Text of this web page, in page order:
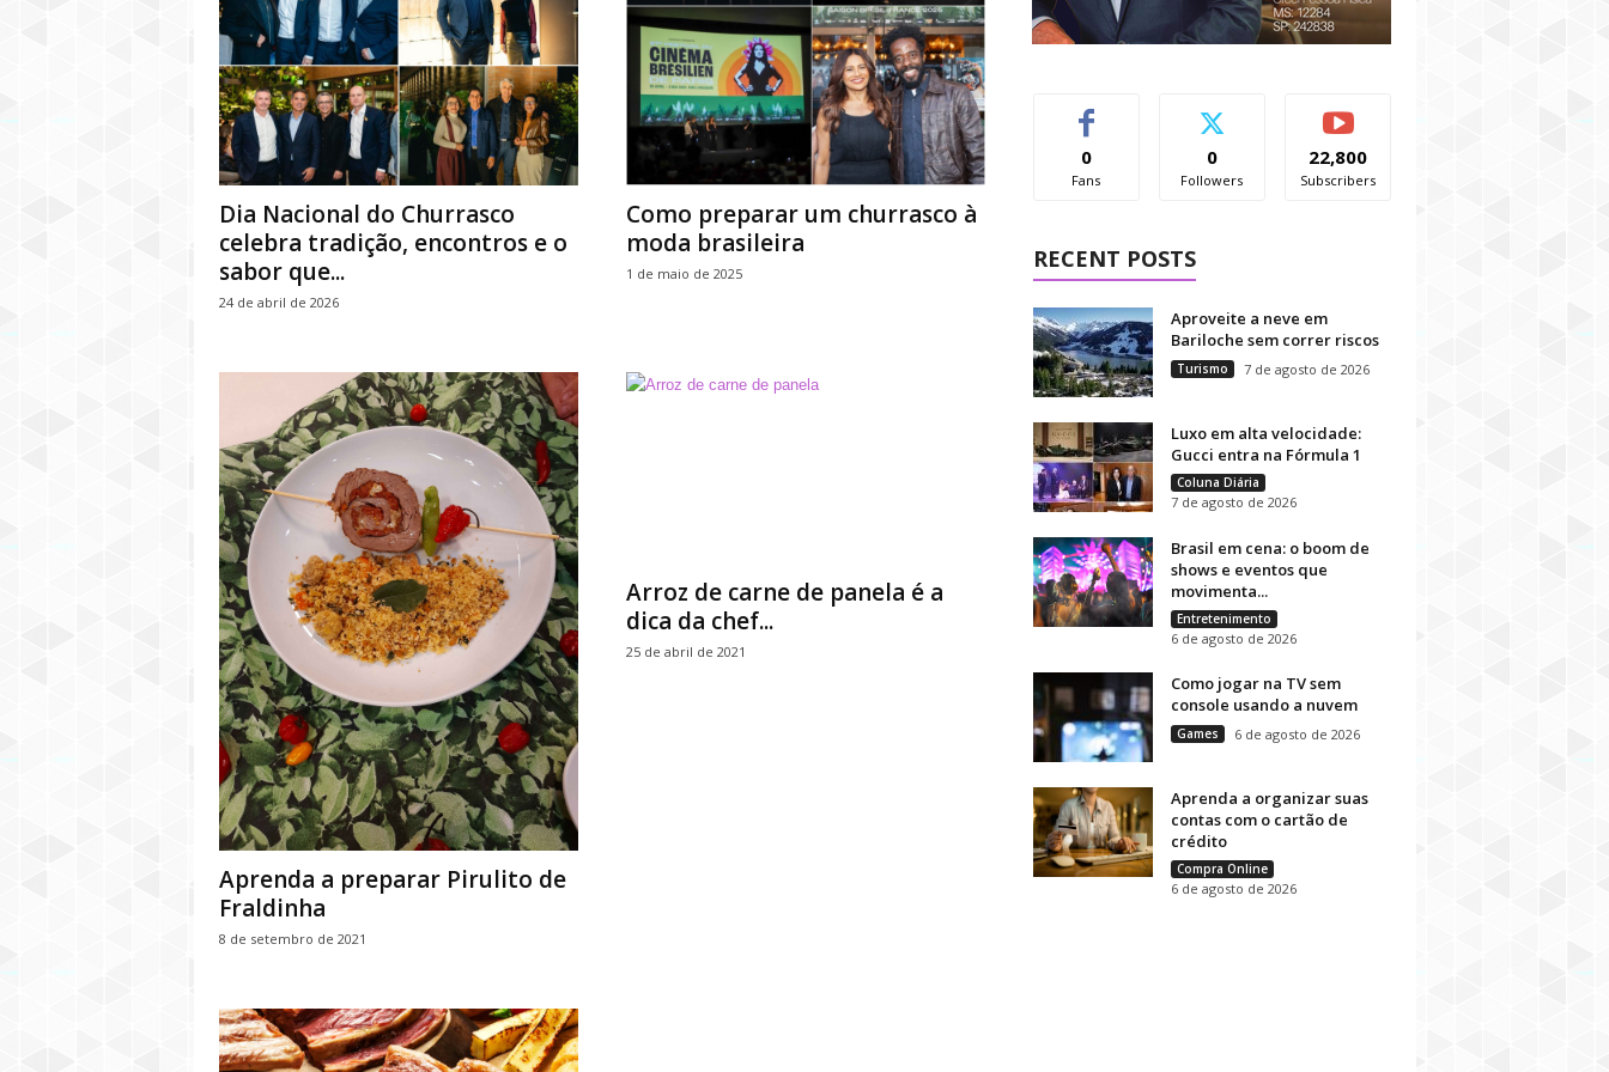
Dia Nacional do Churrasco
celebra tradição, encontros e o
sabor que...
24 de abril de 2026
Como preparar um churrasco à
moda brasileira
1 de maio de 2025
Aprenda a preparar Pirulito de
Fraldinha
8 de setembro de 2021
Arroz de carne de panela é a
dica da chef...
25 de abril de 2021
0
Fans
0
Followers
22,800
Subscribers
RECENT POSTS
Aproveite a neve em
Bariloche sem correr riscos
Turismo 7 de agosto de 2026
Luxo em alta velocidade:
Gucci entra na Fórmula 1
Coluna Diária
7 de agosto de 2026
Brasil em cena: o boom de
shows e eventos que
movimenta...
Entretenimento
6 de agosto de 2026
Como jogar na TV sem
console usando a nuvem
Games 6 de agosto de 2026
Aprenda a organizar suas
contas com o cartão de
crédito
Compra Online
6 de agosto de 2026